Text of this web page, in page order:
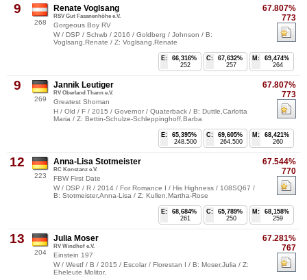
9
268
67.807%
773
Renate Voglsang
RSV Gut Fasanenhöhe e.V.
Gorgeous Boy RV
W / DSP / Schwb / 2016 / Goldberg / Johnson / B:
Voglsang,Renate / Z: Voglsang,Renate
M:
69,474%
264
C:
67,632%
257
E:
66,316%
252
9
269
67.807%
773
Jannik Leutiger
RV Oberland Thann e.V.
Greatest Shoman
H / Old / F / 2015 / Governor / Quaterback / B: Duttle,Carlotta
Maria / Z: Bettin-Schulze-Schleppinghoff,Barba
M:
68,421%
260
C:
69,605%
264.500
E:
65,395%
248.500
12
223
67.544%
770
Anna-Lisa Stotmeister
RC Konstanz e.V.
FBW First Date
W / DSP / R / 2014 / For Romance I / His Highness / 108SQ67 /
B: Stotmeister,Anna-Lisa / Z: Kullen,Martha-Rose
M:
68,158%
259
C:
65,789%
250
E:
68,684%
261
13
204
67.281%
767
Julia Moser
RV Windhof e.V.
Einstein 197
W / Westf / B / 2015 / Escolar / Florestan I / B: Moser,Julia / Z:
Eheleute Molitor,